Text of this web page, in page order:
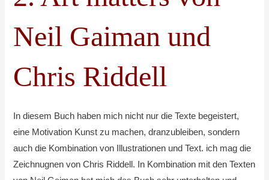
Neil Gaiman und
Chris Riddell
In diesem Buch haben mich nicht nur die Texte begeistert,
eine Motivation Kunst zu machen, dranzubleiben, sondern
auch die Kombination von Illustrationen und Text. ich mag die
Zeichnugnen von Chris Riddell. In Kombination mit den Texten